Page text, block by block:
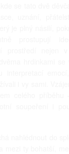
se tato dvě
uznání,
je plný násilí,
prostupují
prostředí nejen
hrdinkami
interpretací
i vy sami.
celého příběhu
soupeření i
nahlédnout do
mezi ty bohatší,